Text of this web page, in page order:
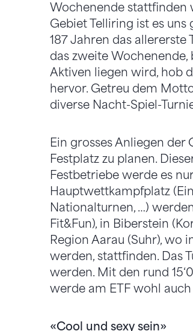
Wochenende stattfinden
Gebiet Telliring ist es
187 Jahren das allererste
das zweite
Aktiven liegen wird, hob
hervor. Getreu dem
diverse Nacht-Spiel-
Ein grosses Anliegen
Festplatz zu planen.
Festbetriebe werde es
Hauptwettkampfplatz
Nationalturnen, …)
Fit&Fun), in Biberstein
Region Aarau (Suhr), wo
werden, stattfinden. Das
werden. Mit den rund
werde am ETF wohl
«Cool und sexy sein»